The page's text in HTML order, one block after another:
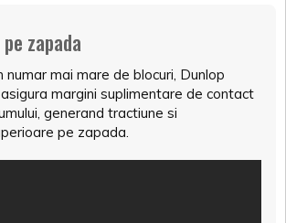
zapada
numar mai mare de blocuri, Dunlop
margini suplimentare de contact
generand tractiune si
pe zapada.